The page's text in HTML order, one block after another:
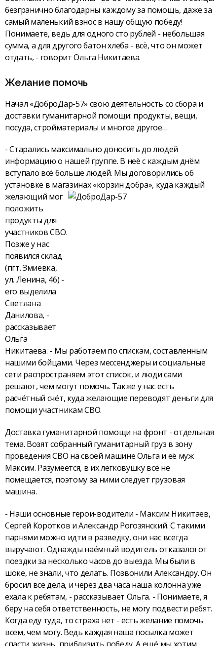
безгранично благодарны каждому за помощь, даже за
самый маленький взнос в нашу общую победу!
Понимаете, ведь для одного сто рублей - небольшая
сумма, а для другого батон хлеба - всё, что он может
отдать, - говорит Ольга Никитаева.
Желание помочь
Начал «ДоброДар-57» свою деятельность со сбора и
доставки гуманитарной помощи: продукты, вещи,
посуда, стройматериалы и многое другое…
- Старались максимально доносить до людей
информацию о нашей группе. В неё с каждым днём
вступало всё больше людей. Мы договорились об
установке в магазинах «корзин добра», куда каждый
желающий мог
положить
продукты для
участников СВО.
Позже у нас
появился склад
(пгт. Змиёвка,
ул. Ленина, 46) -
его выделила
Светлана
Данилова, -
рассказывает
Ольга
Никитаева. - Мы работаем по спискам, составленным
нашими бойцами. Через мессенджеры и социальные
сети распространяем этот список, и люди сами
решают, чем могут помочь. Также у нас есть
расчётный счёт, куда желающие переводят деньги для
помощи участникам СВО.
Доставка гуманитарной помощи на фронт - отдельная
тема. Возят собранный гуманитарный груз в зону
проведения СВО на своей машине Ольга и её муж
Максим. Разумеется, в их легковушку всё не
помещается, поэтому за ними следует грузовая
машина.
- Наши основные герои-водители - Максим Никитаев,
Сергей Коротков и Александр Рогозянский. С такими
парнями можно идти в разведку, они нас всегда
выручают. Однажды наёмный водитель отказался от
поездки за несколько часов до выезда. Мы были в
шоке, не знали, что делать. Позвонили Александру. Он
бросил все дела, и через два часа наша колонна уже
ехала к ребятам, - рассказывает Ольга. - Понимаете, я
беру на себя ответственность, не могу подвести ребят.
Когда еду туда, то страха нет - есть желание помочь
всем, чем могу. Ведь каждая наша посылка может